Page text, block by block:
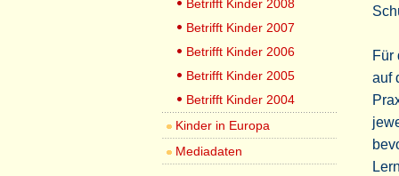
Für
auf
Betrifft Kinder 2008
Betrifft Kinder 2007
Betrifft Kinder 2006
Betrifft Kinder 2005
Betrifft Kinder 2004
Kinder in Europa
Mediadaten